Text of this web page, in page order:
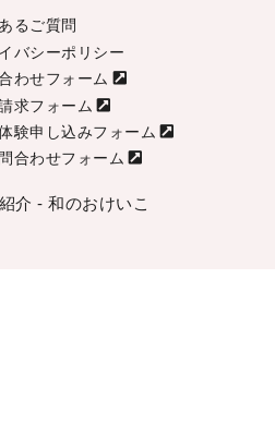
るご質問
バシーポリシー
わせフォーム
求フォーム
験申し込みフォーム
合わせフォーム
介 - 和のおけいこ